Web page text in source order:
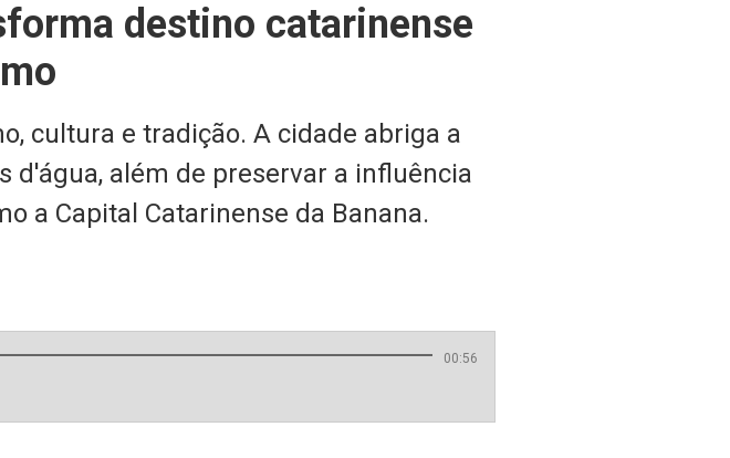
destino catarinense
cultura e tradição. A cidade abriga a
d'água, além de preservar a influência
a Capital Catarinense da Banana.
00:56